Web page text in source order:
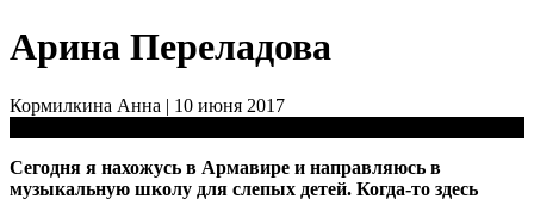
Арина Переладова
Кормилкина Анна | 10 июня 2017
Сегодня я нахожусь в Армавире и направляюсь в
музыкальную школу для слепых детей. Когда-то здесь